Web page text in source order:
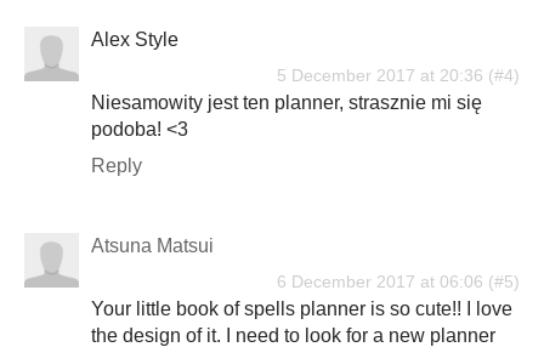
Alex Style
5 December 2017 at 20:36
Niesamowity jest ten planner, strasznie mi się
podoba! <3
Reply
Atsuna Matsui
6 December 2017 at 06:06
Your little book of spells planner is so cute!! I love
the design of it. I need to look for a new planner